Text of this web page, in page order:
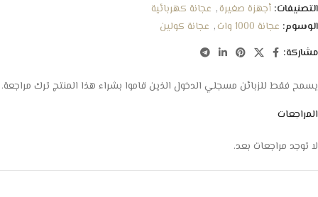
التصنيفات: أجهزة صغيرة, عجانة كهربائية
الوسوم: عجانة 1000 وات , عجانة كولين
مشاركة:
المراجعات
لا توجد مراجعات بعد.
يسمح فقط للزبائن مسجلي الدخول الذين قاموا بشراء هذا المنتج ترك مراجعة.